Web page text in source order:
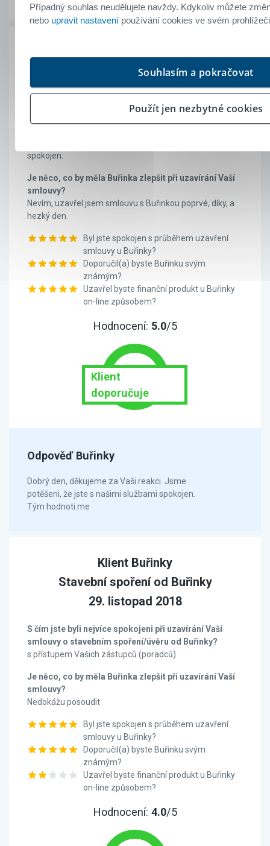
Stavební spoření od Buřinky
29. listopad 2018
S čím jste byli nejvíce spokojeni při uzavírání Vaší
spokojen.
Je něco, co by měla Buřinka zlepšit při uzavírání Vaší
smlouvy?
Nevím, uzavřel jsem smlouvu s Buřinkou poprvé, díky, a
hezký den.
Byl jste spokojen s průběhem uzavření
smlouvy u Buřinky?
Doporučil(a) byste Buřinku svým
známým?
Uzavřel byste finanční produkt u Buřinky
on-line způsobem?
Hodnocení: 5.0/5
Klient
doporučuje
Odpověď Buřinky
Dobrý den, děkujeme za Vaši reakci. Jsme
potěšeni, že jste s našimi službami spokojen.
Tým hodnoti.me
Klient Buřinky
Stavební spoření od Buřinky
29. listopad 2018
S čím jste byli nejvíce spokojeni při uzavírání Vaší
smlouvy o stavebním spoření/úvěru od Buřinky?
s přístupem Vašich zástupců (poradců)
Je něco, co by měla Buřinka zlepšit při uzavírání Vaší
smlouvy?
Nedokážu posoudit
Byl jste spokojen s průběhem uzavření
smlouvy u Buřinky?
Doporučil(a) byste Buřinku svým
známým?
Uzavřel byste finanční produkt u Buřinky
on-line způsobem?
Hodnocení: 4.0/5
Případný souhlas neudělujete navždy. Kdykoliv můžete
nebo upravit nastavení používání cookies ve svém
Souhlasím a pokračovat
Použít jen nezbytné cookies